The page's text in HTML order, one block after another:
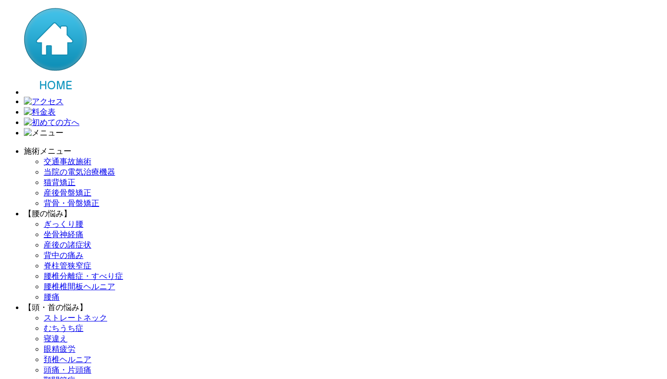
施術メニュー
交通事故施術
当院の電気治療機器
猫背矯正
産後骨盤矯正
背骨・骨盤矯正
【腰の悩み】
ぎっくり腰
坐骨神経痛
産後の諸症状
背中の痛み
脊柱管狭窄症
腰椎分離症・すべり症
腰椎椎間板ヘルニア
腰痛
【頭・首の悩み】
ストレートネック
むちうち症
寝違え
眼精疲労
頚椎ヘルニア
頭痛・片頭痛